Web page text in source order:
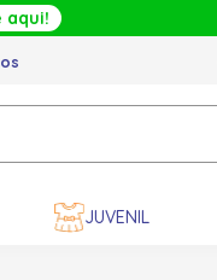
aqui!
JUVENIL